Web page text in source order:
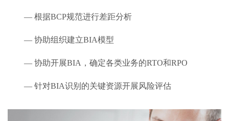
— 根据BCP规范进行差距分析
— 协助组织建立BIA模型
— 协助开展BIA，确定各类业务的RTO和RPO
— 针对BIA识别的关键资源开展风险评估